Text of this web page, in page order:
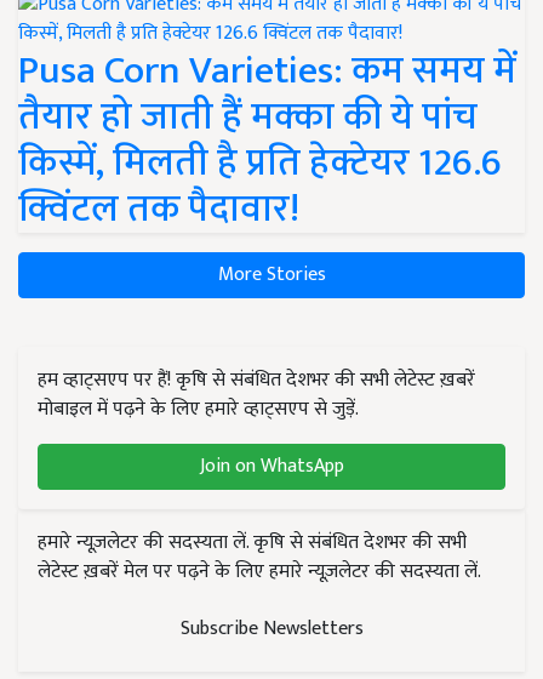
Pusa Corn Varieties: कम समय में
तैयार हो जाती हैं मक्का की ये पांच
किस्में, मिलती है प्रति हेक्टेयर 126.6
क्विंटल तक पैदावार!
More Stories
हम व्हाट्सएप पर हैं! कृषि से संबंधित देशभर की सभी लेटेस्ट ख़बरें
मोबाइल में पढ़ने के लिए हमारे व्हाट्सएप से जुड़ें.
Join on WhatsApp
हमारे न्यूज़लेटर की सदस्यता लें. कृषि से संबंधित देशभर की सभी
लेटेस्ट ख़बरें मेल पर पढ़ने के लिए हमारे न्यूज़लेटर की सदस्यता लें.
Subscribe Newsletters